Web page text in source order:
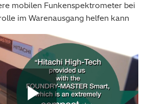
mobilen Funkenspektrometer bei
im Warenausgang helfen kann